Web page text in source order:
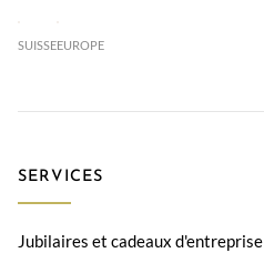
SUISSEEUROPE
SERVICES
Jubilaires et cadeaux d'entreprise